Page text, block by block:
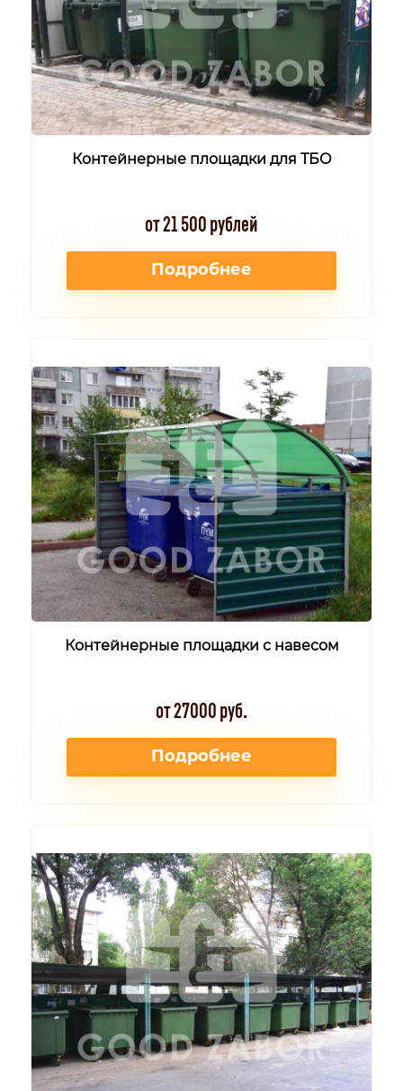
Контейнерные площадки для ТБО
от 21 500 рублей
Подробнее
Контейнерные площадки с навесом
от 27000 руб.
Подробнее